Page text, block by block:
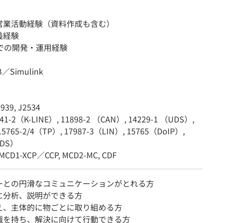
活動経験（資料作成も含む）
経験
の開発・運用経験
／Simulink
J2534
2（K-LINE）, 11898-2 （CAN）, 14229-1 （UDS）,
2/4（TP）, 17987-3（LIN）, 15765（DoIP）,
）
XCP／CCP, MCD2-MC, CDF
との円滑なコミュニケーションがとれる方
分析、説明ができる方
、主体的に物ごとに取り組める方
を持ち、解決に向けて行動できる方